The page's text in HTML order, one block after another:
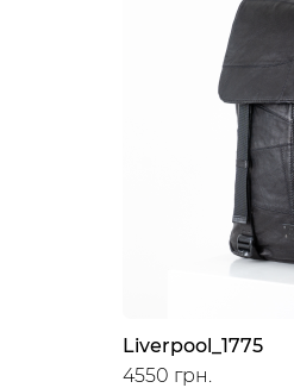
Liverpool_1775
4550 грн.